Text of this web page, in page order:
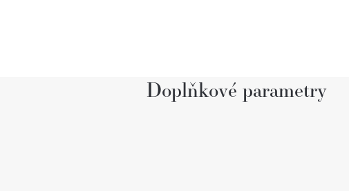
Doplňkové parametry